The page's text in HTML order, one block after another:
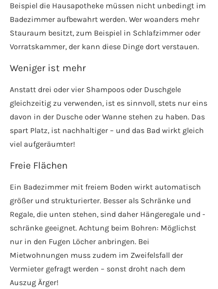
Beispiel die Hausapotheke müssen nicht unbedingt im
Badezimmer aufbewahrt werden. Wer woanders mehr
Stauraum besitzt, zum Beispiel in Schlafzimmer oder
Vorratskammer, der kann diese Dinge dort verstauen.
Weniger ist mehr
Anstatt drei oder vier Shampoos oder Duschgele
gleichzeitig zu verwenden, ist es sinnvoll, stets nur eins
davon in der Dusche oder Wanne stehen zu haben. Das
spart Platz, ist nachhaltiger – und das Bad wirkt gleich
viel aufgeräumter!
Freie Flächen
Ein Badezimmer mit freiem Boden wirkt automatisch
größer und strukturierter. Besser als Schränke und
Regale, die unten stehen, sind daher Hängeregale und -
schränke geeignet. Achtung beim Bohren: Möglichst
nur in den Fugen Löcher anbringen. Bei
Mietwohnungen muss zudem im Zweifelsfall der
Vermieter gefragt werden – sonst droht nach dem
Auszug Ärger!